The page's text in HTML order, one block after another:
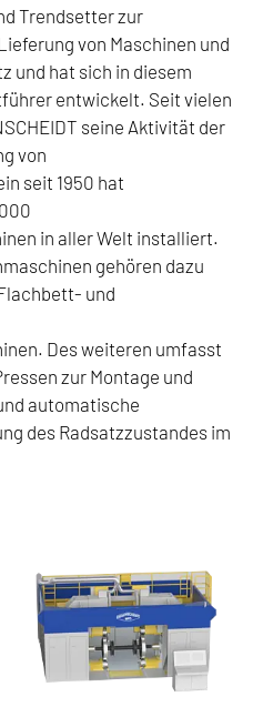
Trendsetter zur
von Maschinen und
und hat sich in diesem
entwickelt. Seit vielen
seine Aktivität der
von
seit 1950 hat
in aller Welt installiert.
gehören dazu
und
Des weiteren umfasst
zur Montage und
automatische
des Radsatzzustandes im